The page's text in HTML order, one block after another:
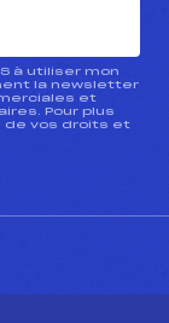
à utiliser mon
la newsletter
et
Pour plus
de vos droits et